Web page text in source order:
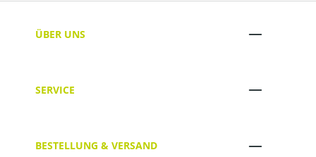
ÜBER UNS
SERVICE
BESTELLUNG & VERSAND